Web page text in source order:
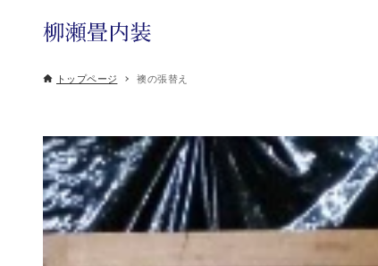
トップページ 襖の張替え